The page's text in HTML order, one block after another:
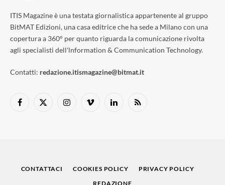
ITIS Magazine è una testata giornalistica appartenente al gruppo
BitMAT Edizioni, una casa editrice che ha sede a Milano con una
copertura a 360° per quanto riguarda la comunicazione rivolta
agli specialisti dell'lnformation & Communication Technology.
Contatti: redazione.itismagazine@bitmat.it
Facebook
X
InstagramVimeo LinkedInRSS
CONTATTACI COOKIES POLICY
PRIVACY POLICY
REDAZIONE